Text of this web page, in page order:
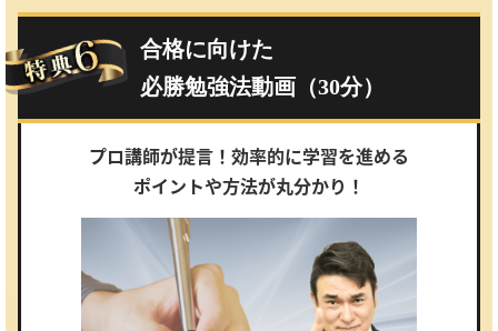
合格に向けた
必勝勉強法動画（30分）
プロ講師が提言！効率的に学習を進める
ポイントや方法が丸分かり！